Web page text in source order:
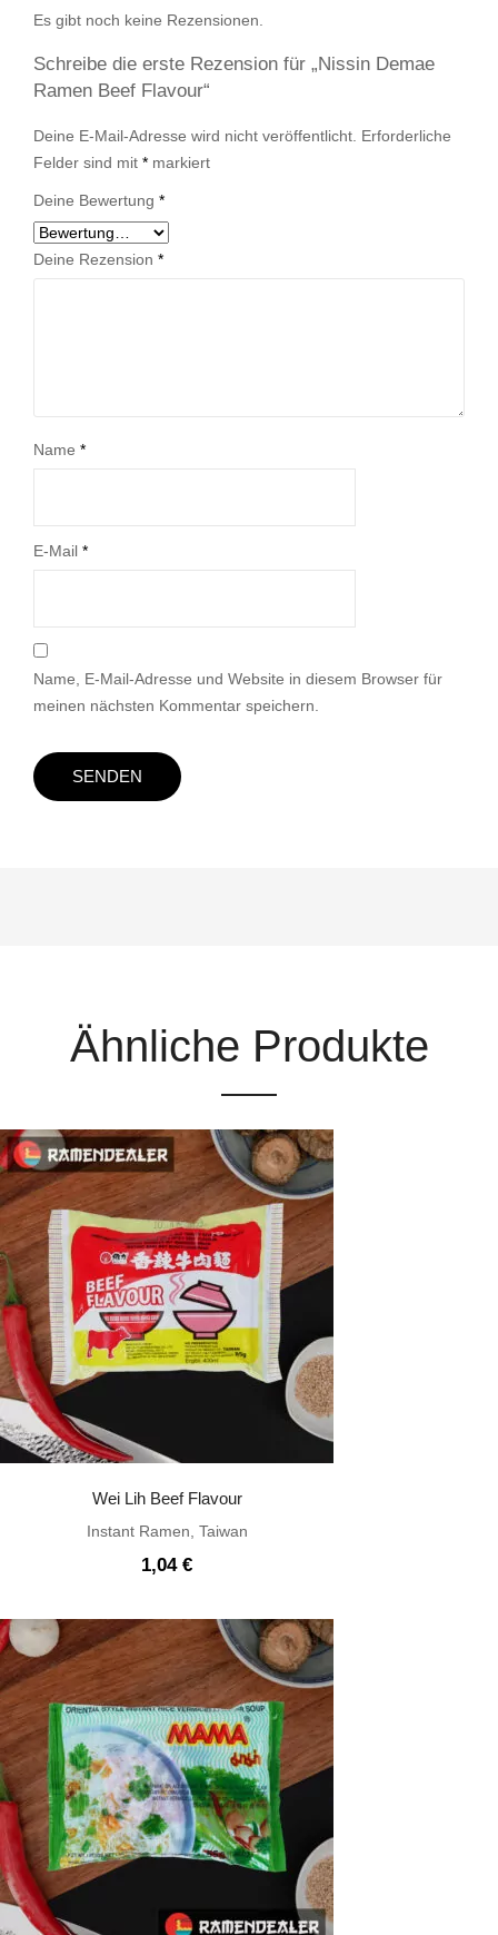
Es gibt noch keine Rezensionen.
Schreibe die erste Rezension für „Nissin Demae
Ramen Beef Flavour“
Deine E-Mail-Adresse wird nicht veröffentlicht. Erforderliche
Felder sind mit * markiert
Deine Bewertung *
Deine Rezension *
Name *
E-Mail *
Name, E-Mail-Adresse und Website in diesem Browser für
meinen nächsten Kommentar speichern.
Ähnliche Produkte
Wei Lih Beef Flavour
Instant Ramen Taiwan
1,04 €